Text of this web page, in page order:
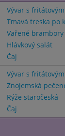
Vývar s
Tmavá treska po
Vařené brambory
Hlávkový salát
Čaj
Vývar s
Znojemská
Rýže staročeská
Čaj